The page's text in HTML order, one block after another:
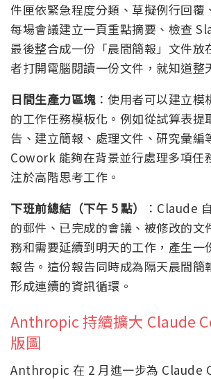
件匣依緊急程度分類、草擬例行回覆
每場會議建立一頁重點摘要、檢查
最後整合成一份「晨間簡報」文件放
者打開電腦閱讀一份文件，就知道整
日間生產力區塊：使用者可以建立模
的工作任務模板化。例如從試算表提
告、建立簡報、處理文件、研究彙編
Cowork 能夠在背景並行處理多項任
注於高階思考工作。
下班前總結（下午 5 點）
：Claude
的郵件、已完成的會議、被修改的文
務和需要延續到明天的工作，產生一
報告。這份報告同時成為隔天晨間簡
形成連續的資訊循環。
Anthropic 持續擴大 Claude
版圖
Anthropic 在 2 月進一步為 Claude